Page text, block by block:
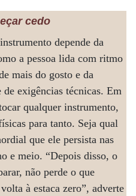
cedo
depende da
a pessoa lida com ritmo
mais do gosto e da
exigências técnicas. Em
qualquer instrumento,
para tanto. Seja qual
que ele persista nas
e meio. “Depois disso, o
não perde o que
à estaca zero”, adverte